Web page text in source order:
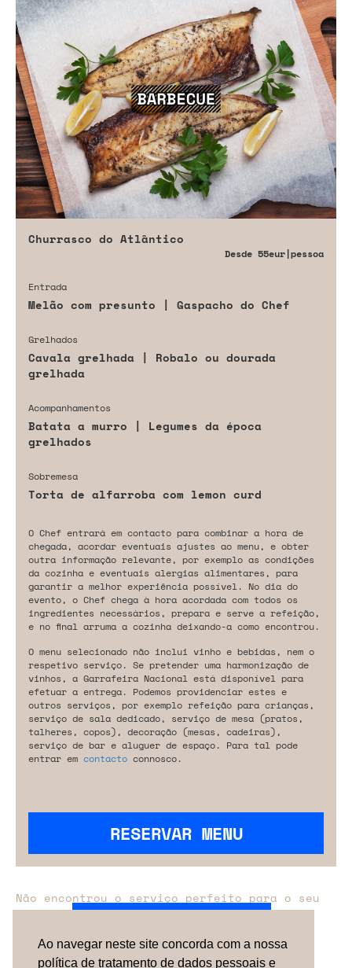
Ao navegar neste site concorda com a nossa
política de tratamento de dados pessoais e
Churrasco do Atlântico
Desde 55eur|pessoa
Entrada
Melão com presunto | Gaspacho do Chef
Grelhados
Cavala grelhada | Robalo ou dourada
grelhada
Acompanhamentos
Batata a murro | Legumes da época
grelhados
Sobremesa
Torta de alfarroba com lemon curd
O Chef entrará em contacto para combinar a hora de
chegada, acordar eventuais ajustes ao menu, e obter
outra informação relevante, por exemplo as condições
da cozinha e eventuais alergias alimentares, para
garantir a melhor experiência possível. No dia do
evento, o Chef chega à hora acordada com todos os
ingredientes necessários, prepara e serve a refeição,
e no final arruma a cozinha deixando-a como encontrou.
O menu selecionado não inclui vinho e bebidas, nem o
respetivo serviço. Se pretender uma harmonização de
vinhos, a Garrafeira Nacional está disponível para
efetuar a entrega. Podemos providenciar estes e
outros serviços, por exemplo refeição para crianças,
serviço de sala dedicado, serviço de mesa (pratos,
talheres, copos), decoração (mesas, cadeiras),
serviço de bar e aluguer de espaço. Para tal pode
entrar em contacto connosco.
RESERVAR MENU
Não encontrou o serviço perfeito para o seu
evento?
Entre em contacto connosco.